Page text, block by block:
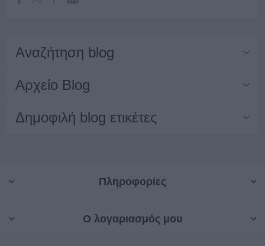
Αναζήτηση blog
Αρχείο Blog
Δημοφιλή blog ετικέτες
Πληροφορίες
Ο λογαριασμός μου